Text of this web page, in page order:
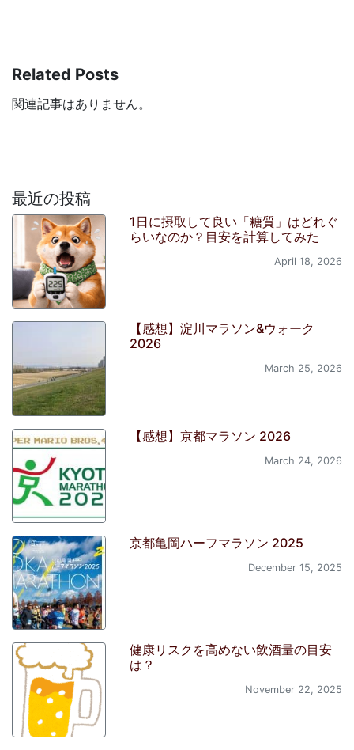
Related Posts
関連記事はありません。
最近の投稿
1日に摂取して良い「糖質」はどれぐ
らいなのか？目安を計算してみた
April 18, 2026
【感想】淀川マラソン&ウォーク
2026
March 25, 2026
【感想】京都マラソン 2026
March 24, 2026
京都亀岡ハーフマラソン 2025
December 15, 2025
健康リスクを高めない飲酒量の目安
は？
November 22, 2025